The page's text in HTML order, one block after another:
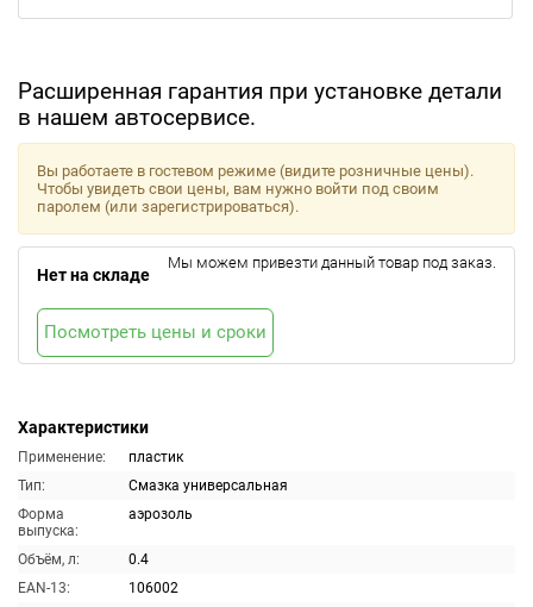
Расширенная гарантия при установке детали
в нашем автосервисе.
Характеристики
Применение:
пластик
Тип:
Смазка универсальная
Форма
выпуска:
аэрозоль
Объём, л:
0.4
EAN-13:
106002
Вы работаете в гостевом режиме (видите розничные цены).
Чтобы увидеть свои цены, вам нужно войти под своим
паролем (или зарегистрироваться).
Нет на складе
Мы можем привезти данный товар под заказ.
Посмотреть цены и сроки